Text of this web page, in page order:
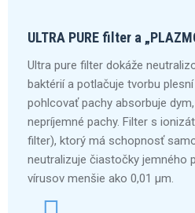
ULTRA PURE filter a
Ultra pure filter dokáže
baktérií a potlačuje tvorbu
pohlcovať pachy absorbuje
nepríjemné pachy. Filter s
filter), ktorý má schopnosť
neutralizuje čiastočky jemného
vírusov menšie ako 0,01 μm.